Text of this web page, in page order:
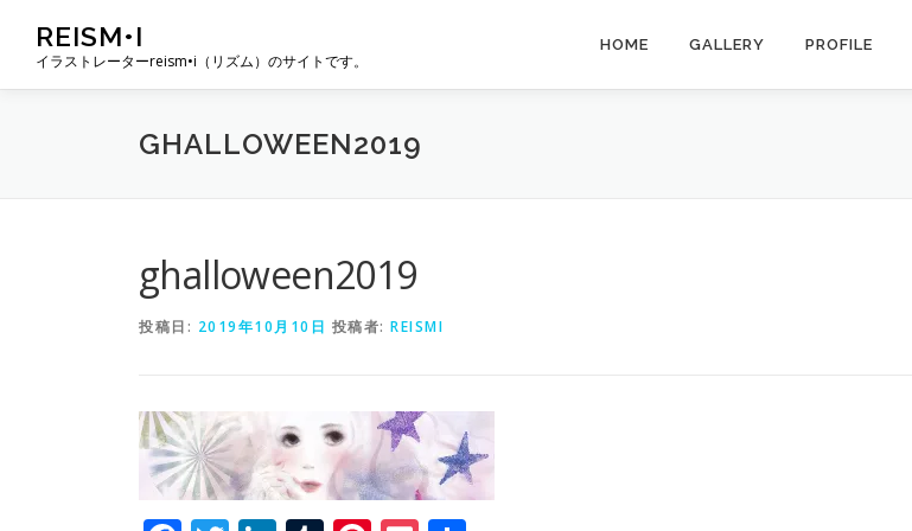
ン
REISM•I
イラストレーターreism•i（リズム）のサイトです。
HOME GALLERY PROFILE
GHALLOWEEN2019
ghalloween2019
投稿日: 2019年10月10日 投稿者: REISMI